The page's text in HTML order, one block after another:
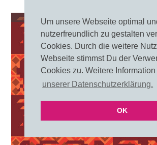
Um unsere Webseite optimal
nutzerfreundlich zu gestalten
Cookies. Durch die weitere
Webseite stimmst Du der
Cookies zu. Weitere
unserer Datenschutzerklärung.
OK